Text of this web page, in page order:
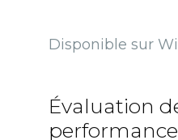
Disponible sur
Évaluation